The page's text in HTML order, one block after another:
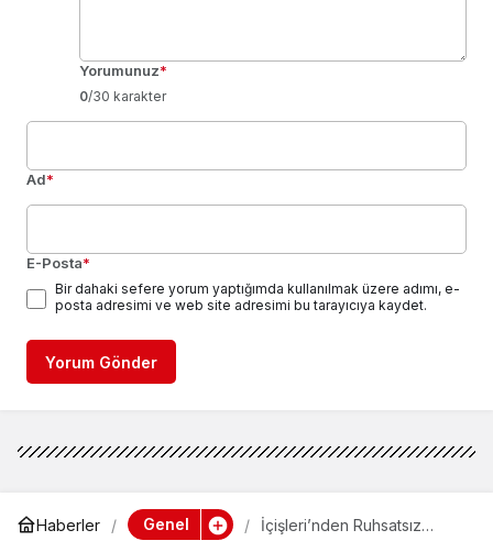
Yorumunuz*
0/30 karakter
Ad*
E-Posta*
Bir dahaki sefere yorum yaptığımda kullanılmak üzere adımı, e-
posta adresimi ve web site adresimi bu tarayıcıya kaydet.
Yorum Gönder
Haberler Genel
İçişleri’nden Ruhsatsız